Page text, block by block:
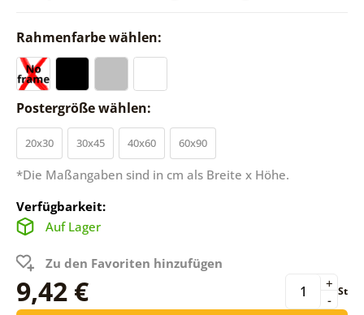
Rahmenfarbe wählen:
Postergröße wählen:
20x30 30x45 40x60 60x90
*Die Maßangaben sind in cm als Breite x Höhe.
Verfügbarkeit:
Auf Lager
Zu den Favoriten hinzufügen
9,42 € -
+ St